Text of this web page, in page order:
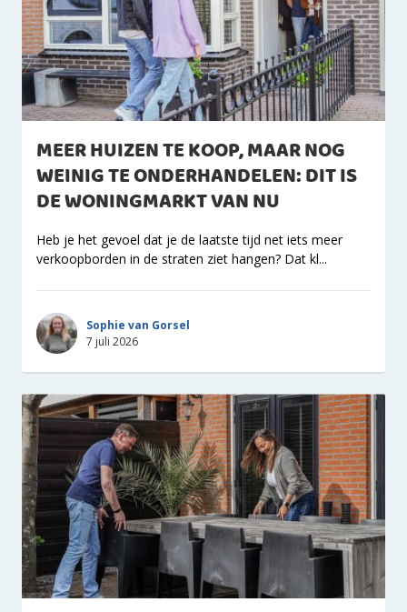
MEER HUIZEN TE KOOP, MAAR NOG
WEINIG TE ONDERHANDELEN: DIT IS
DE WONINGMARKT VAN NU
Heb je het gevoel dat je de laatste tijd net iets meer
verkoopborden in de straten ziet hangen? Dat kl...
Sophie van Gorsel
7 juli 2026